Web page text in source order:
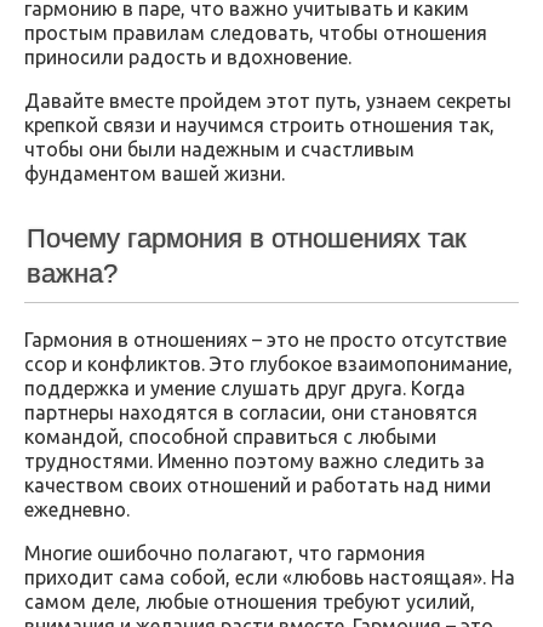
гармонию в паре, что важно учитывать и каким
простым правилам следовать, чтобы отношения
приносили радость и вдохновение.
Давайте вместе пройдем этот путь, узнаем секреты
крепкой связи и научимся строить отношения так,
чтобы они были надежным и счастливым
фундаментом вашей жизни.
Почему гармония в отношениях так
важна?
Гармония в отношениях – это не просто отсутствие
ссор и конфликтов. Это глубокое взаимопонимание,
поддержка и умение слушать друг друга. Когда
партнеры находятся в согласии, они становятся
командой, способной справиться с любыми
трудностями. Именно поэтому важно следить за
качеством своих отношений и работать над ними
ежедневно.
Многие ошибочно полагают, что гармония
приходит сама собой, если «любовь настоящая». На
самом деле, любые отношения требуют усилий,